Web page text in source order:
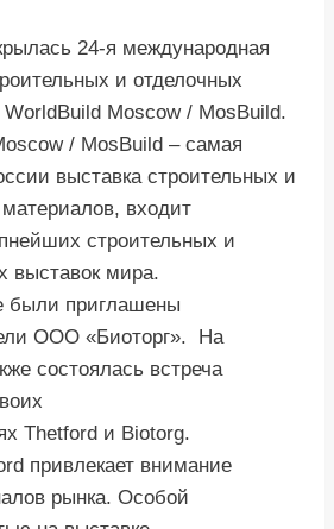
24-я международная
и отделочных
Moscow / MosBuild.
/ MosBuild – самая
выставка строительных и
входит
строительных и
выставок мира.
были приглашены
ООО «Биоторг». На
состоялась встреча
Thetford и Biotorg.
привлекает внимание
рынка. Особой